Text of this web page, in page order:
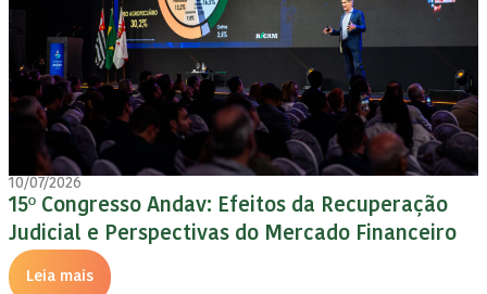
10/07/2026
15º Congresso Andav: Efeitos da Recuperação
Judicial e Perspectivas do Mercado Financeiro
Leia mais